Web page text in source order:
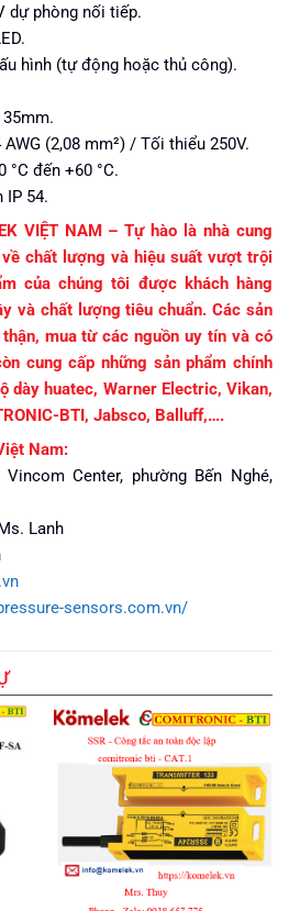
dự phòng nối tiếp.
hình (tự động hoặc thủ công).
(2,08 mm²) / Tối thiểu 250V.
°C đến +60 °C.
54.
VIỆT NAM – Tự hào là nhà cung
chất lượng và hiệu suất vượt trội
của chúng tôi được khách hàng
và chất lượng tiêu chuẩn. Các sản
mua từ các nguồn uy tín và có
cung cấp những sản phẩm chính
dày huatec, Warner Electric, Vikan,
BTI, Jabsco, Balluff,….
Nam:
Center, phường Bến Nghé,
Lanh
sensors.com.vn/